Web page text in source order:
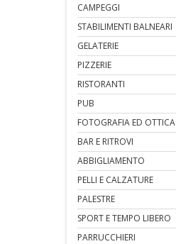
CAMPEGGI
STABILIMENTI BALNEARI
GELATERIE
PIZZERIE
RISTORANTI
PUB
FOTOGRAFIA ED OTTICA
BAR E RITROVI
ABBIGLIAMENTO
PELLI E CALZATURE
PALESTRE
SPORT E TEMPO LIBERO
PARRUCCHIERI